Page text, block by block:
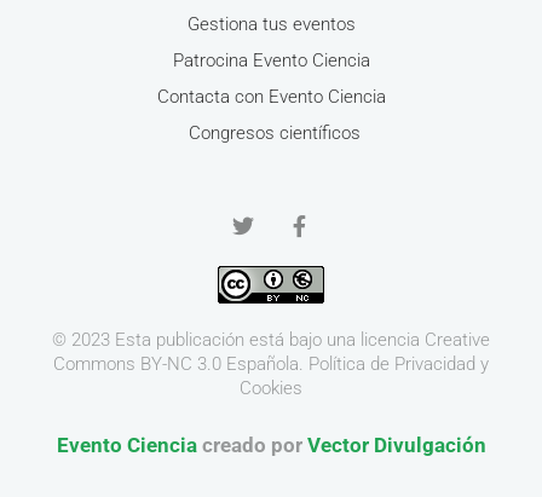
Gestiona tus eventos
Patrocina Evento Ciencia
Contacta con Evento Ciencia
Congresos científicos
© 2023 Esta publicación está bajo una licencia Creative
Commons BY-NC 3.0 Española. Política de Privacidad y
Cookies
Evento Cienciacreado por Vector Divulgación